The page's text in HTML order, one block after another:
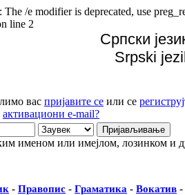
The /e modifier is deprecated, use
line 2
Српски
Srpski
вас пријавите се или се
активациони e-mail?
именом или имејлом, лозинком и
- Правопис - Граматика - Вокатив -